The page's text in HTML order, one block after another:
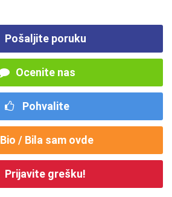
Pošaljite poruku
Ocenite nas
Pohvalite
Bio / Bila sam ovde
Prijavite grešku!